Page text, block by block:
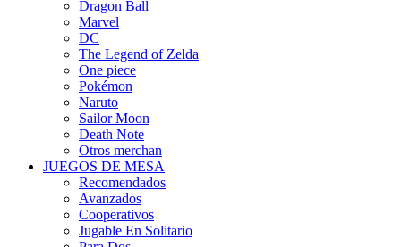
Dragon Ball
Marvel
DC
The Legend of Zelda
One piece
Pokémon
Naruto
Sailor Moon
Death Note
Otros merchan
JUEGOS DE MESA
Recomendados
Avanzados
Cooperativos
Jugable En Solitario